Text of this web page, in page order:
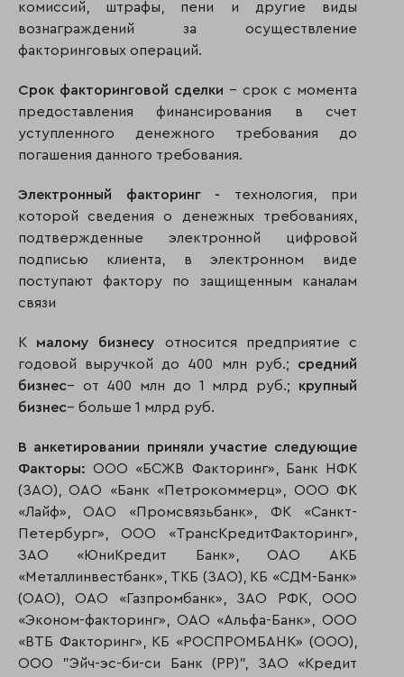
комиссий, штрафы, пени и другие виды
вознаграждений за осуществление
факторинговых операций.
Срок факторинговой сделки – срок с момента
предоставления финансирования в счет
уступленного денежного требования до
погашения данного требования.
Электронный факторинг - технология, при
которой сведения о денежных требованиях,
подтвержденные электронной цифровой
подписью клиента, в электронном виде
поступают фактору по защищенным каналам
связи
К малому бизнесу относится предприятие с
годовой выручкой до 400 млн руб.; средний
бизнес– от 400 млн до 1 млрд руб.; крупный
бизнес– больше 1 млрд руб.
В анкетировании приняли участие следующие
Факторы: ООО «БСЖВ Факторинг», Банк НФК
(ЗАО), ОАО «Банк «Петрокоммерц», ООО ФК
«Лайф», ОАО «Промсвязьбанк», ФК «Санкт-
Петербург», ООО «ТрансКредитФакторинг»,
ЗАО «ЮниКредит Банк», ОАО АКБ
«Металлинвестбанк», ТКБ (ЗАО), КБ «СДМ-Банк»
(ОАО), ОАО «Газпромбанк», ЗАО РФК, ООО
«Эконом-факторинг», ОАО «Альфа-Банк», ООО
«ВТБ Факторинг», КБ «РОСПРОМБАНК» (ООО),
ООО "Эйч-эс-би-си Банк (РР)", ЗАО «Кредит